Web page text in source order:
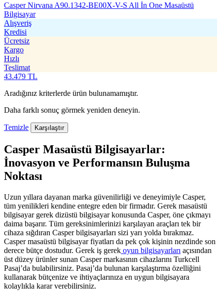
Casper Nirvana A90.1342-BE00X-V-S All İn One Masaüstü
Bilgisayar
Alışveriş
Kredisi
Ücretsiz
Kargo
Hızlı
Teslimat
43.479 TL
Aradığınız kriterlerde ürün bulunamamıştır.
Daha farklı sonuç görmek yeniden deneyin.
Temizle Karşılaştır
Casper Masaüstü Bilgisayarlar:
İnovasyon ve Performansın Buluşma
Noktası
Uzun yıllara dayanan marka güvenilirliği ve deneyimiyle Casper,
tüm yenilikleri kendine entegre eden bir firmadır. Gerek masaüstü
bilgisayar gerek dizüstü bilgisayar konusunda Casper, öne çıkmayı
daima başarır. Tüm gereksinimlerinizi karşılayan araçları tek bir
cihaza sığdıran Casper bilgisayarları sizi yarı yolda bırakmaz.
Casper masaüstü bilgisayar fiyatları da pek çok kişinin nezdinde son
derece bütçe dostudur. Gerek iş gerek oyun bilgisayarları açısından
üst düzey ürünler sunan Casper markasının cihazlarını Turkcell
Pasaj’da bulabilirsiniz. Pasaj’da bulunan karşılaştırma özelliğini
kullanarak bütçenize ve ihtiyaçlarınıza en uygun bilgisayara
kolaylıkla karar verebilirsiniz.